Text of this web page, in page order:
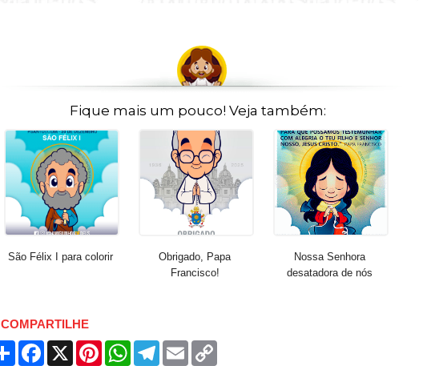
Fique mais um pouco! Veja também:
São Félix I para colorir
Obrigado, Papa
Francisco!
Nossa Senhora
desatadora de nós
COMPARTILHE
S
F
X
P
W
T
E
m